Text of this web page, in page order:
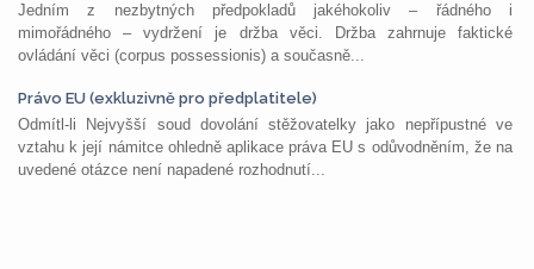
Jedním z nezbytných předpokladů jakéhokoliv – řádného i
mimořádného – vydržení je držba věci. Držba zahrnuje faktické
ovládání věci (corpus possessionis) a současně...
Právo EU (exkluzivně pro předplatitele)
Odmítl-li Nejvyšší soud dovolání stěžovatelky jako nepřípustné ve
vztahu k její námitce ohledně aplikace práva EU s odůvodněním, že na
uvedené otázce není napadené rozhodnutí...